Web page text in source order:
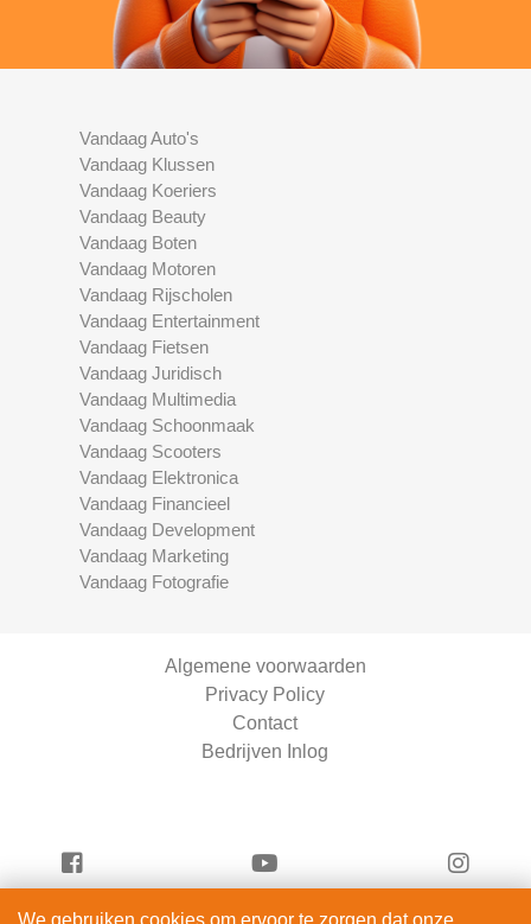
Vandaag Auto's
Vandaag Klussen
Vandaag Koeriers
Vandaag Beauty
Vandaag Boten
Vandaag Motoren
Vandaag Rijscholen
Vandaag Entertainment
Vandaag Fietsen
Vandaag Juridisch
Vandaag Multimedia
Vandaag Schoonmaak
Vandaag Scooters
Vandaag Elektronica
Vandaag Financieel
Vandaag Development
Vandaag Marketing
Vandaag Fotografie
Algemene voorwaarden
Privacy Policy
Contact
Bedrijven Inlog
We gebruiken cookies om ervoor te zorgen dat onze